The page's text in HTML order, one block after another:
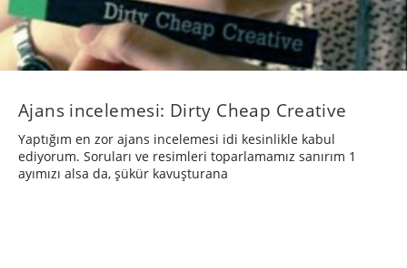
Ajans incelemesi: Dirty Cheap Creative
Yaptığım en zor ajans incelemesi idi kesinlikle kabul
ediyorum. Soruları ve resimleri toparlamamız sanırım 1
ayımızı alsa da, şükür kavuşturana